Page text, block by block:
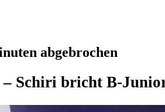
abgebrochen
Schiri bricht B-